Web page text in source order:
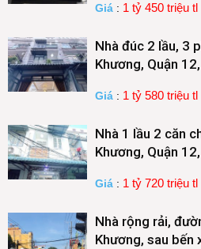
Giá : 1 tỷ 450 triệu tl
Nhà đúc 2 lầu, 3
Khương, Quận
Giá : 1 tỷ 580 triệu tl
Nhà 1 lầu 2 căn
Khương, Quận
Giá : 1 tỷ 720 triệu tl
Nhà rộng rải,
Khương, sau bến